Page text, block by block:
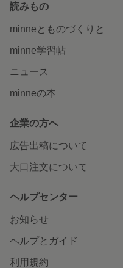
読みもの
minneとものづくりと
minne学習帖
ニュース
minneの本
企業の方へ
広告出稿について
大口注文について
ヘルプセンター
お知らせ
ヘルプとガイド
利用規約